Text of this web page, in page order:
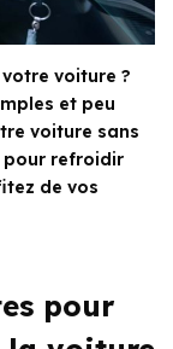
voiture ?
et peu
voiture sans
pour refroidir
de vos
pour